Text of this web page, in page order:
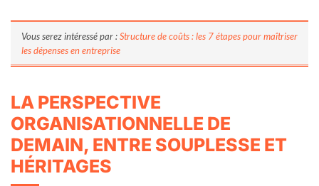
Vous serez intéressé par :Structure de coûts : les 7 étapes pour maîtriser
les dépenses en entreprise
LA PERSPECTIVE
ORGANISATIONNELLE DE
DEMAIN, ENTRE SOUPLESSE ET
HÉRITAGES